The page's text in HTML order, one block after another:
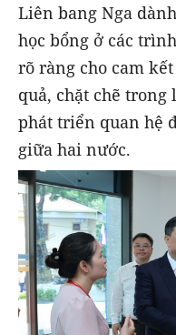
Liên bang Nga
học bổng ở các
rõ ràng cho cam
quả, chặt chẽ trong
phát triển quan hệ
giữa hai nước.